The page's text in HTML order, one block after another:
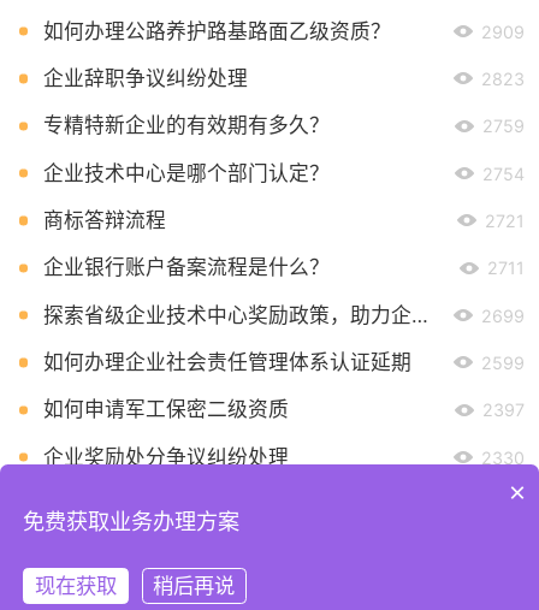
如何办理公路养护路基路面乙级资质？ 2909
企业辞职争议纠纷处理 2823
专精特新企业的有效期有多久？ 2759
企业技术中心是哪个部门认定？ 2754
商标答辩流程 2721
企业银行账户备案流程是什么？ 2711
探索省级企业技术中心奖励政策，助力企业创新发展 2699
如何办理企业社会责任管理体系认证延期 2599
如何申请军工保密二级资质 2397
企业奖励处分争议纠纷处理 2330
首页 全部分类
×
免费获取业务办理方案
现在获取 稍后再说